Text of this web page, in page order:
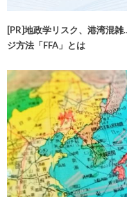
[PR]地政学リスク、港湾混
ジ方法「FFA」とは